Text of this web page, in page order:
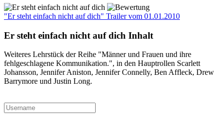
"Er steht einfach nicht auf dich" Trailer vom 01.01.2010
Er steht einfach nicht auf dich Inhalt
Weiteres Lehrstück der Reihe "Männer und Frauen und ihre
fehlgeschlagene Kommunikation.", in den Hauptrollen Scarlett
Johansson, Jennifer Aniston, Jennifer Connelly, Ben Affleck, Drew
Barrymore und Justin Long.